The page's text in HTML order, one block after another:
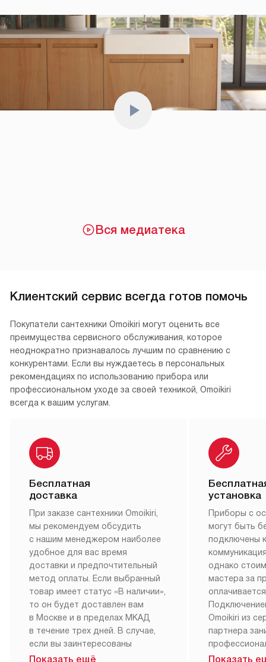
Вся медиатека
Клиентский сервис всегда готов помочь
Покупатели сантехники Omoikiri могут оценить все
преимущества сервисного обслуживания, которое
неоднократно признавалось лучшим по сравнению с
конкурентами. Если вы нуждаетесь в персональных
рекомендациях по использованию прибора или
профессиональном уходе за своей техникой, Omoikiri
всегда к вашим услугам.
Бесплатная
доставка
При заказе сантехники Omoikiri,
мы рекомендуем обсудить
с нашим менеджером наиболее
удобное для вас время
доставки и предпочтительный
метод оплаты. Если выбранный
товар имеет статус «В наличии»,
то он будет доставлен вам
в Москве и в пределах МКАД
в течение трех дней. В случае,
если вы заинтересованы
в товаре, который доступен
Показать ещё
установка
Приборы с
могут быть
подключены
однако
мастера за
Omoikiri из
партнера
Наш сервис
Показать